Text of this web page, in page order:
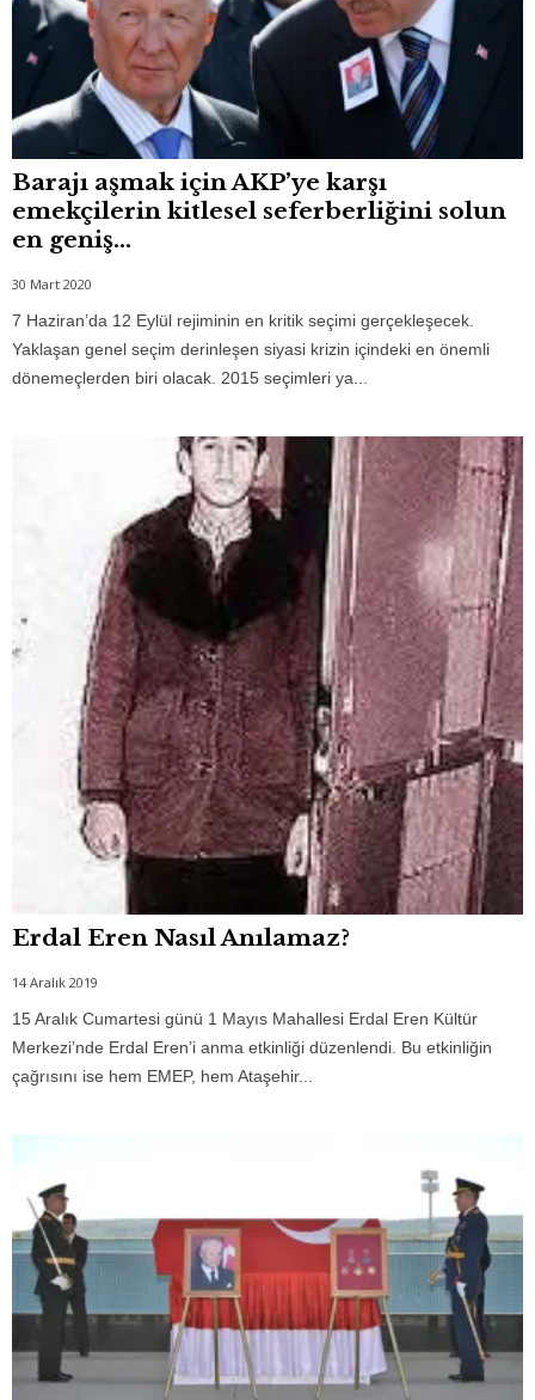
Barajı aşmak için AKP’ye karşı
emekçilerin kitlesel seferberliğini solun
en geniş...
30 Mart 2020
7 Haziran’da 12 Eylül rejiminin en kritik seçimi gerçekleşecek.
Yaklaşan genel seçim derinleşen siyasi krizin içindeki en önemli
dönemeçlerden biri olacak. 2015 seçimleri ya...
Erdal Eren Nasıl Anılamaz?
14 Aralık 2019
15 Aralık Cumartesi günü 1 Mayıs Mahallesi Erdal Eren Kültür
Merkezi’nde Erdal Eren’i anma etkinliği düzenlendi. Bu etkinliğin
çağrısını ise hem EMEP, hem Ataşehir...